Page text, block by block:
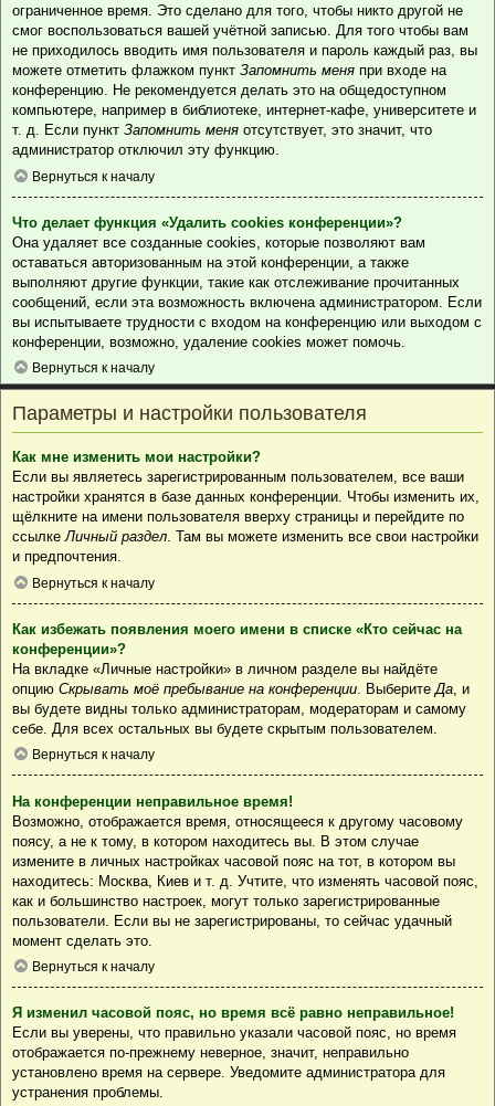
ограниченное время. Это сделано для того, чтобы никто другой не
смог воспользоваться вашей учётной записью. Для того чтобы вам
не приходилось вводить имя пользователя и пароль каждый раз, вы
можете отметить флажком пункт Запомнить меня при входе на
конференцию. Не рекомендуется делать это на общедоступном
компьютере, например в библиотеке, интернет-кафе, университете и
т. д. Если пункт Запомнить меня отсутствует, это значит, что
администратор отключил эту функцию.
Вернуться к началу
Что делает функция «Удалить cookies конференции»?
Она удаляет все созданные cookies, которые позволяют вам
оставаться авторизованным на этой конференции, а также
выполняют другие функции, такие как отслеживание прочитанных
сообщений, если эта возможность включена администратором. Если
вы испытываете трудности с входом на конференцию или выходом с
конференции, возможно, удаление cookies может помочь.
Вернуться к началу
Параметры и настройки пользователя
Как мне изменить мои настройки?
Если вы являетесь зарегистрированным пользователем, все ваши
настройки хранятся в базе данных конференции. Чтобы изменить их,
щёлкните на имени пользователя вверху страницы и перейдите по
ссылкеЛичный раздел. Там вы можете изменить все свои настройки
и предпочтения.
Вернуться к началу
Как избежать появления моего имени в списке «Кто сейчас на
конференции»?
На вкладке «Личные настройки» в личном разделе вы найдёте
опцию Скрывать моё пребывание на конференции . Выберите Да , и
вы будете видны только администраторам, модераторам и самому
себе. Для всех остальных вы будете скрытым пользователем.
Вернуться к началу
На конференции неправильное время!
Возможно, отображается время, относящееся к другому часовому
поясу, а не к тому, в котором находитесь вы. В этом случае
измените в личных настройках часовой пояс на тот, в котором вы
находитесь: Москва, Киев и т. д. Учтите, что изменять часовой пояс,
как и большинство настроек, могут только зарегистрированные
пользователи. Если вы не зарегистрированы, то сейчас удачный
момент сделать это.
Вернуться к началу
Я изменил часовой пояс, но время всё равно неправильное!
Если вы уверены, что правильно указали часовой пояс, но время
отображается по-прежнему неверное, значит, неправильно
установлено время на сервере. Уведомите администратора для
устранения проблемы.